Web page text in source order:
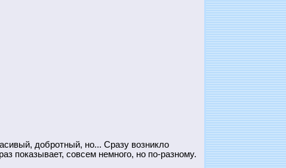
добротный, но... Сразу возникло
показывает, совсем немного, но по-разному.